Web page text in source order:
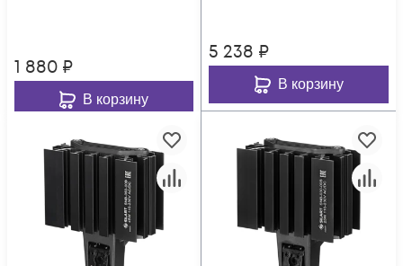
1 880 ₽
В корзину
5 238 ₽
В корзину